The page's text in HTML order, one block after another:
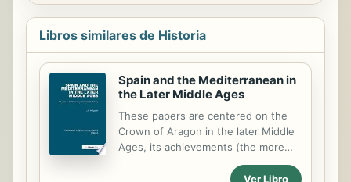
Libros similares de Historia
Spain and the Mediterranean in
the Later Middle Ages
These papers are centered on the
Crown of Aragon in the later Middle
Ages, its achievements (the more
remarkable given the very evident
problems with which it was beset),
Ver Libro